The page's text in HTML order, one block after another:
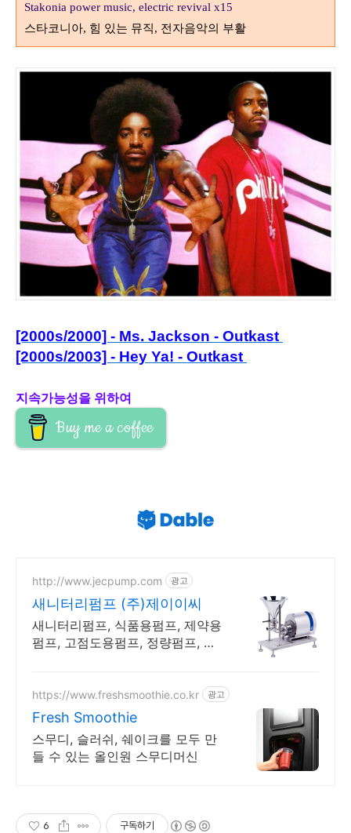
Stakonia power music, electric revival x15
스타코니아, 힘 있는 뮤직, 전자음악의 부활
[2000s/2000] - Ms. Jackson - Outkast
[2000s/2003] - Hey Ya! - Outkast
지속가능성을 위하여
Buy me a coffee
http://www.jecpump.com 광고
새니터리펌프 (주)제이이씨
새니터리펌프, 식품용펌프, 제약용
펌프, 고점도용펌프, 정량펌프, 케
https://www.freshsmoothie.co.kr 광고
Fresh Smoothie
스무디, 슬러쉬, 쉐이크를 모두 만
들 수 있는 올인원 스무디머신
6 구독하기